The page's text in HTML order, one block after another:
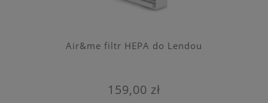
Air&me filtr HEPA do Lendou
159,00 zł